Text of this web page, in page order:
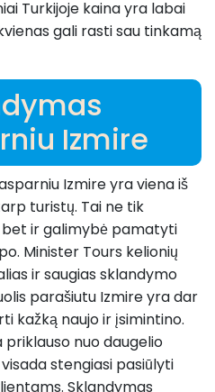
Turkijoje kaina yra labai
gali rasti sau tinkamą
Izmire
Izmire yra viena iš
turistų. Tai ne tik
ir galimybė pamatyti
Minister Tours kelionių
ir saugias sklandymo
parašiutu Izmire yra dar
kažką naujo ir įsimintino.
nuo daugelio
stengiasi pasiūlyti
Sklandymas